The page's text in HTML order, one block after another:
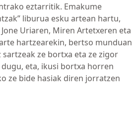
eztarritik. Emakume
liburua esku artean hartu,
Uriaren, Miren Artetxeren eta
hartzearekin, bertso munduan
ze bortxa eta ze zigor
eta, ikusi bortxa horren
ze bide hasiak diren jorratzen